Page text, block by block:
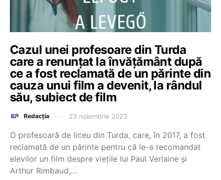
Cazul unei profesoare din Turda
care a renunțat la învățământ după
ce a fost reclamată de un părinte din
cauza unui film a devenit, la rândul
său, subiect de film
Redacția 23 noiembrie 2023
O profesoară de liceu din Turda, care, în 2017, a fost
reclamată de un părinte pentru că le-a recomandat
elevilor un film despre viețile lui Paul Verlaine și
Arthur Rimbaud,…